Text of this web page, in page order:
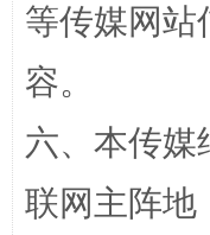
“蜀中异人”
等传媒网站
容。
六、本传媒
联网主阵地